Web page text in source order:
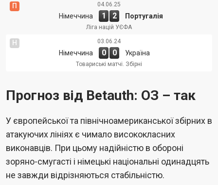
П 04.06.25
Німеччина 1 2 Португалія
Ліга націй УЄФА
Н 03.06.24
Німеччина 0 0 Україна
Товариські матчі. Збірні
Прогноз від Betauth: ОЗ – так
У європейської та північноамериканської збірних в
атакуючих лініях є чимало висококласних
виконавців. При цьому надійністю в обороні
зоряно-смугасті і німецькі національні одинадцять
не завжди відрізняються стабільністю.